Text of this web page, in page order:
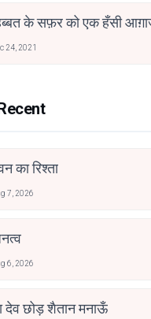
के सफ़र को एक हँसी
24, 2021
का रिश्ता
7, 2026
6, 2026
देव छोड़ शैतान मनाऊँ